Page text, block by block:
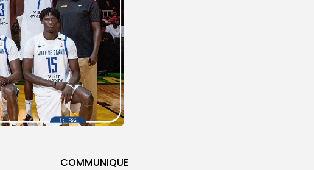
COMMUNIQUE